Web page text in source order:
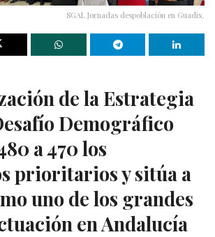
SGAL Jornadas despoblación en Guadix.
de la Estrategia
Demográfico
a 470 los
prioritarios y sitúa a
uno de los grandes
en Andalucía